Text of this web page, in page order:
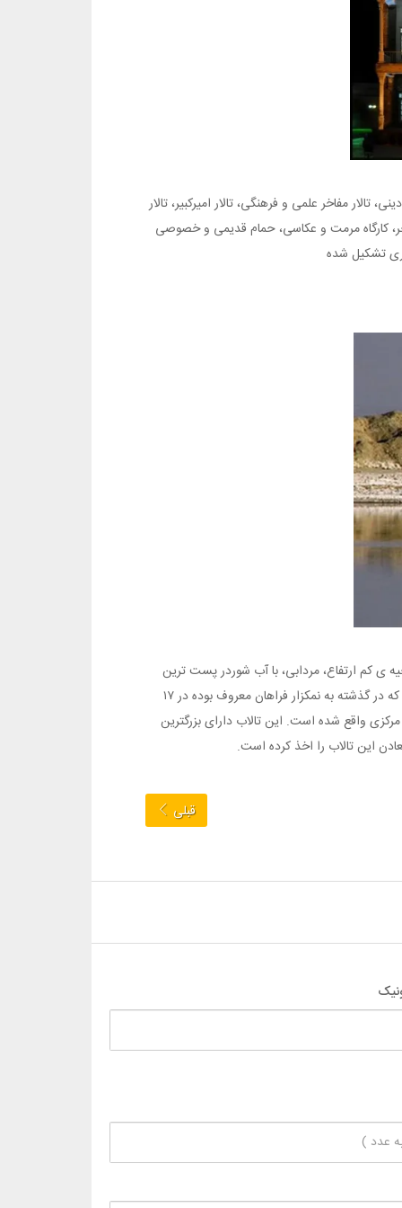
مفاخر علمی و فرهنگی، تالار امیرکبیر، تالار
کارگاه مرمت و عکاسی، حمام قدیمی و خصوصی
تشکیل شده
هزار هکتار وسعتشه که در ناحیه ی کم ارتفاع، مردابی، با آب شوردر پست ترین
نقطه دشت فراهان و در فرورفتگی موسوم به «چاله اراک» قرار گرفته .تالاب میقان که در گذشته به نمکزار فراهان معروف بوده در ۱۷
مرکزی واقع شده است. این تالاب دارای بزرگترین
این تالاب را اخذ کرده است.
قبلی